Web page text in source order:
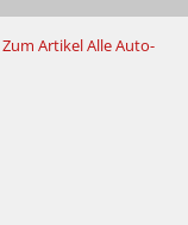
Zum ArtikelAlle Auto-